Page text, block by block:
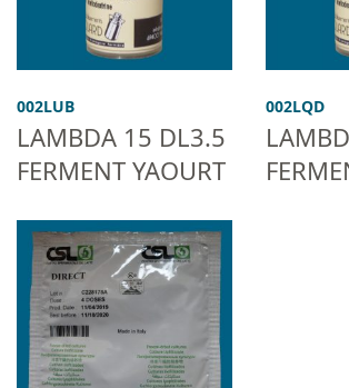
002LUB
LAMBDA 15 DL3.5
FERMENT YAOURT
002LQD